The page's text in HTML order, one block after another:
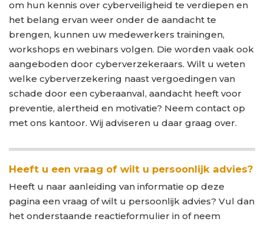
om hun kennis over cyberveiligheid te verdiepen en
het belang ervan weer onder de aandacht te
brengen, kunnen uw medewerkers trainingen,
workshops en webinars volgen. Die worden vaak ook
aangeboden door cyberverzekeraars. Wilt u weten
welke cyberverzekering naast vergoedingen van
schade door een cyberaanval, aandacht heeft voor
preventie, alertheid en motivatie? Neem contact op
met ons kantoor. Wij adviseren u daar graag over.
Heeft u een vraag of wilt u persoonlijk advies?
Heeft u naar aanleiding van informatie op deze
pagina een vraag of wilt u persoonlijk advies? Vul dan
het onderstaande reactieformulier in of neem